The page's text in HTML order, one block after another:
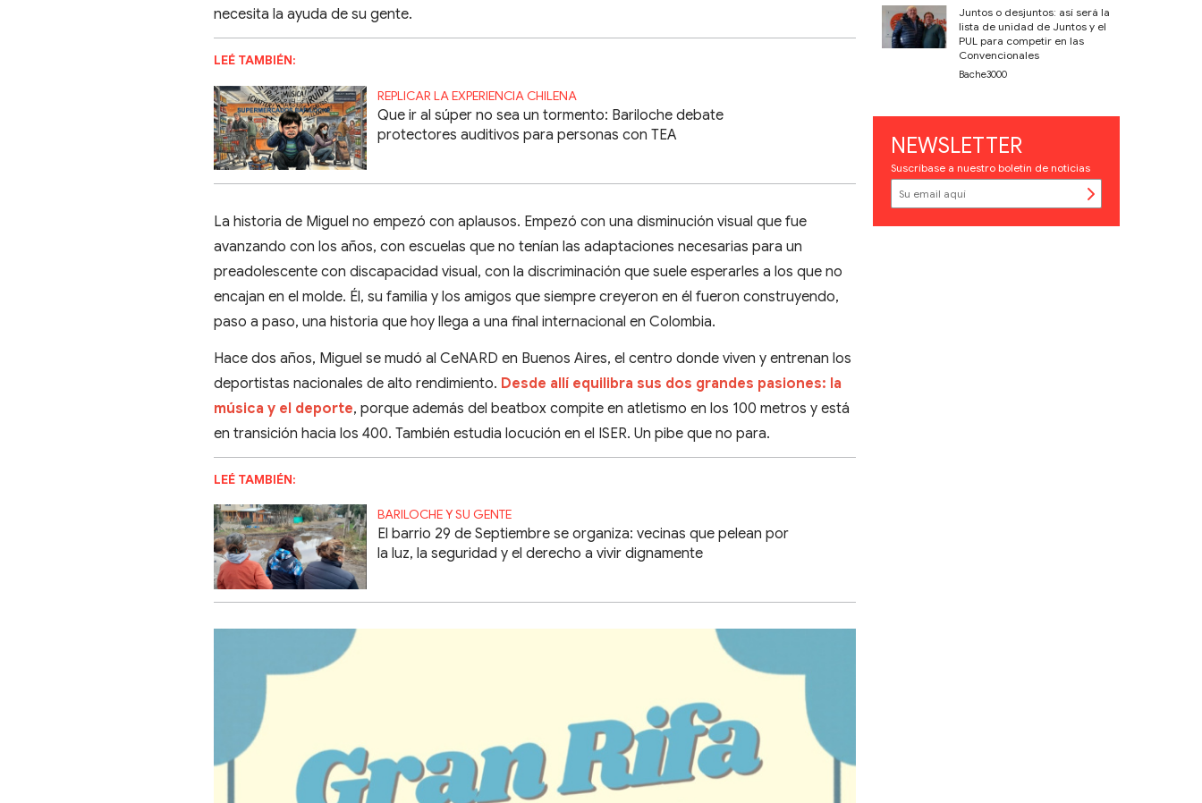
necesita la ayuda de su gente.
LEÉ TAMBIÉN:
REPLICAR LA EXPERIENCIA CHILENA
Que ir al súper no sea un tormento: Bariloche debate
protectores auditivos para personas con TEA
La historia de Miguel no empezó con aplausos. Empezó con una disminución visual que fue
avanzando con los años, con escuelas que no tenían las adaptaciones necesarias para un
preadolescente con discapacidad visual, con la discriminación que suele esperarles a los que no
encajan en el molde. Él, su familia y los amigos que siempre creyeron en él fueron construyendo,
paso a paso, una historia que hoy llega a una final internacional en Colombia.
Hace dos años, Miguel se mudó al CeNARD en Buenos Aires, el centro donde viven y entrenan los
deportistas nacionales de alto rendimiento. Desde allí equilibra sus dos grandes pasiones: la
música y el deporte, porque además del beatbox compite en atletismo en los 100 metros y está
en transición hacia los 400. También estudia locución en el ISER. Un pibe que no para.
LEÉ TAMBIÉN:
BARILOCHE Y SU GENTE
El barrio 29 de Septiembre se organiza: vecinas que pelean por
la luz, la seguridad y el derecho a vivir dignamente
Juntos o desjuntos: así será la
lista de unidad de Juntos y el
PUL para competir en las
Convencionales
Bache3000
NEWSLETTER
Suscríbase a nuestro boletín de noticias